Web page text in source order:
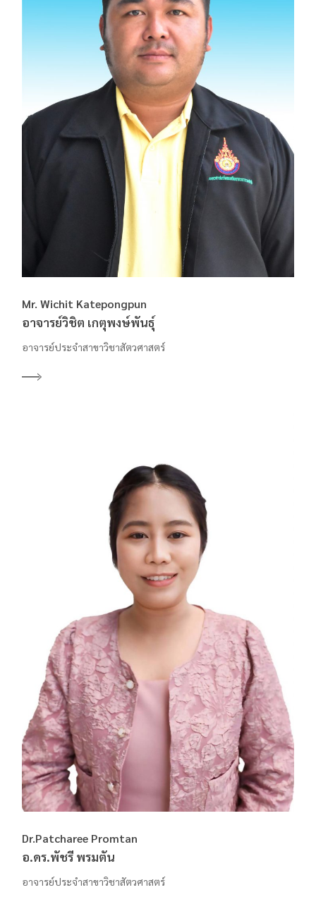
Mr. Wichit Katepongpun
อาจารย์วิชิต เกตุพงษ์พันธุ์
อาจารย์ประจำสาขาวิชาสัตวศาสตร์
Dr.Patcharee Promtan
อ.ดร.พัชรี พรมตัน
อาจารย์ประจำสาขาวิชาสัตวศาสตร์